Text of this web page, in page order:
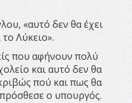
«αυτό δεν θα έχει
Λύκειο».
που αφήνουν πολύ
και αυτό δεν θα
πού και πως θα
ο υπουργός.